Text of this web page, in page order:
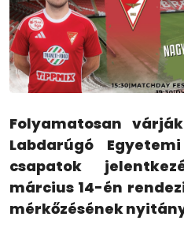
Folyamatosan
Labdarúgó
csapatok
március 14-én
mérkőzésének